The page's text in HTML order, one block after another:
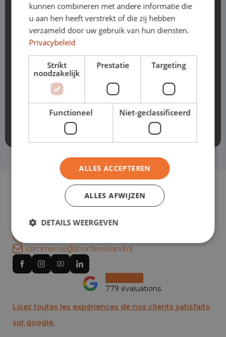
Avez-vous des questions? N'hésitez
pasContactavec nous dès aujourd'hui.
Envoyez-nous un e-mail
088 700 1888
5347 KK, Oss
Instructions
commercie@shortleaseland.nl
779 évaluations
Lisez toutes les expériences de nos clients satisfaits
sur google.
kunnen combineren met andere informatie die
u aan hen heeft verstrekt of die zij hebben
verzameld door uw gebruik van hun diensten.
Privacybeleid
Strikt
noodzakelijk
Prestatie Targeting
Functioneel Niet-geclassificeerd
ALLES ACCEPTEREN
ALLES AFWIJZEN
DETAILS WEERGEVEN